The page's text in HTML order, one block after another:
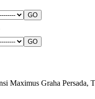
Maximus Graha Persada,